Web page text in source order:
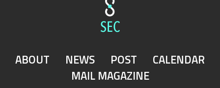
ABOUT NEWS POST
CALENDAR
MAIL MAGAZINE